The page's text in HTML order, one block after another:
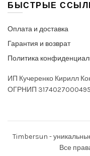
БЫСТРЫЕ
Оплата и доставка
Гарантия и возврат
Политика
ИП Кучеренко Кирилл
ОГРНИП
Timbersun -
Все